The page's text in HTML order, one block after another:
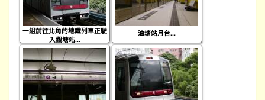
一組前往北角的地鐵列車正駛
入觀塘站...
油塘站月台...